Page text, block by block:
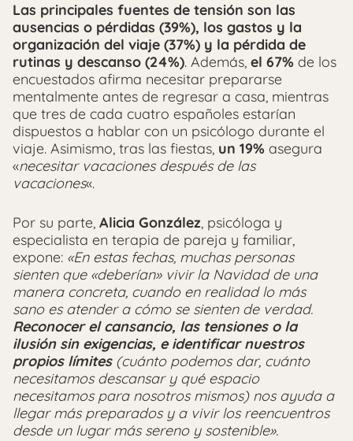
Las principales fuentes de tensión son las
ausencias o pérdidas (39%), los gastos y la
organización del viaje (37%) y la pérdida de
rutinas y descanso (24%). Además, el 67% de los
encuestados afirma necesitar prepararse
mentalmente antes de regresar a casa, mientras
que tres de cada cuatro españoles estarían
dispuestos a hablar con un psicólogo durante el
viaje. Asimismo, tras las fiestas, un 19% asegura
«necesitar vacaciones después de las
vacaciones«.
Por su parte, Alicia González, psicóloga y
especialista en terapia de pareja y familiar,
expone: «En estas fechas, muchas personas
sienten que «deberían» vivir la Navidad de una
manera concreta, cuando en realidad lo más
sano es atender a cómo se sienten de verdad.
Reconocer el cansancio, las tensiones o la
ilusión sin exigencias, e identificar nuestros
propios límites(cuánto podemos dar, cuánto
necesitamos descansar y qué espacio
necesitamos para nosotros mismos) nos ayuda a
llegar más preparados y a vivir los reencuentros
desde un lugar más sereno y sostenible».